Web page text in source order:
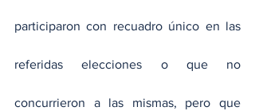
participaron con recuadro único en las
referidas elecciones o que no
concurrieron a las mismas, pero que